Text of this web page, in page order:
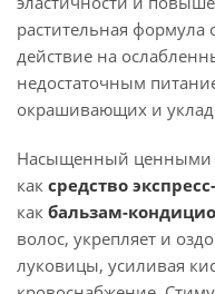
растительная формула
действие на
недостаточным
окрашивающих и
Насыщенный ценными
как средство
как бальзам-
волос, укрепляет и
луковицы, усиливая